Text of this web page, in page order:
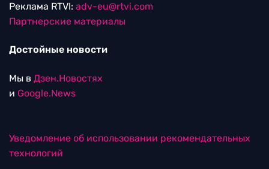
Реклама RTVI: adv-eu@rtvi.com
Партнерские материалы
Достойные новости
Мы в Дзен.Новостях
и Google.News
Уведомление об использовании рекомендательных
технологий